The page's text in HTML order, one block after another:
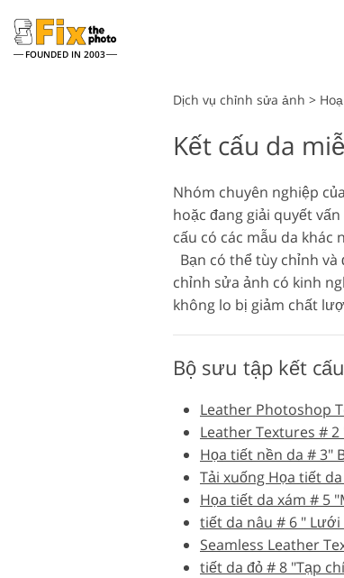
FOUNDED IN 2003
chụp đầu
Dịch vụ chỉnh sửa
Dịch vụ chỉnh
phẩm
Lightroom
Cài đặt sẵn Lightroom
trước LR
Thỏa thuận tốt nhất
Presets
Bộ sưu tập di động
Dịch vụ chỉnh sửa ảnh >
Kết cấu da
Nhóm chuyên nghiệp
hoặc đang giải quyết
cấu có các mẫu da
Bạn có thể tùy chỉnh
chỉnh sửa ảnh có kinh
không lo bị giảm chất
Bộ sưu tập kết
Leather Photoshop
Leather Textures #
Họa tiết nền da # 3"
Tải xuống Họa tiết
Họa tiết da xám # 5
tiết da nâu # 6 " Lưới
Seamless Leather
tiết da đỏ # 8 "Tạp